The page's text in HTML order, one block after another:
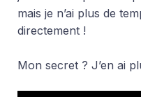
mais je n’ai plus de
directement !
Mon secret ? J’en ai